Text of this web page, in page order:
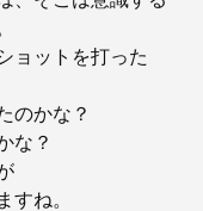
ョットを打った
のかな？
な？
すね。